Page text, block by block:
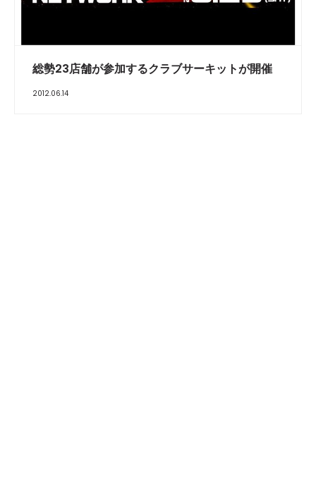
総勢23店舗が参加するクラブサーキットが開催
2012.06.14